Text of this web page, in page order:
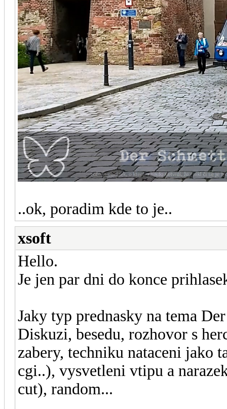
..ok, poradim kde to je..
xsoft
Hello.
Je jen par dni do konce
Jaky typ prednasky na tema
Diskuzi, besedu, rozhovor s
zabery, techniku nataceni jako
cgi..), vysvetleni vtipu a
cut), random...